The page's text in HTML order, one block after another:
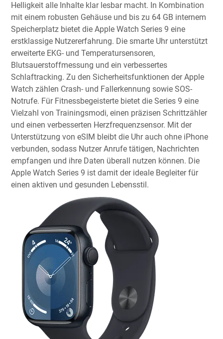
Helligkeit alle Inhalte klar lesbar macht. In Kombination
mit einem robusten Gehäuse und bis zu 64 GB internem
Speicherplatz bietet die Apple Watch Series 9 eine
erstklassige Nutzererfahrung. Die smarte Uhr unterstützt
erweiterte EKG- und Temperatursensoren,
Blutsauerstoffmessung und ein verbessertes
Schlaftracking. Zu den Sicherheitsfunktionen der Apple
Watch zählen Crash- und Fallerkennung sowie SOS-
Notrufe. Für Fitnessbegeisterte bietet die Series 9 eine
Vielzahl von Trainingsmodi, einen präzisen Schrittzähler
und einen verbesserten Herzfrequenzsensor. Mit der
Unterstützung von eSIM bleibt die Uhr auch ohne iPhone
verbunden, sodass Nutzer Anrufe tätigen, Nachrichten
empfangen und ihre Daten überall nutzen können. Die
Apple Watch Series 9 ist damit der ideale Begleiter für
einen aktiven und gesunden Lebensstil.